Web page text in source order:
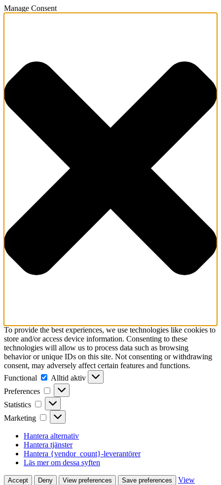
Manage Consent
To provide the best experiences, we use technologies like cookies to
store and/or access device information. Consenting to these
technologies will allow us to process data such as browsing
behavior or unique IDs on this site. Not consenting or withdrawing
consent, may adversely affect certain features and functions.
Functional
Functional
Alltid aktiv
Preferences
Preferences
Statistics Statistics
Marketing Marketing
Hantera alternativ
Hantera tjänster
Hantera {vendor_count}-leverantörer
Läs mer om dessa syften
Accept Deny View preferences Save preferences
View